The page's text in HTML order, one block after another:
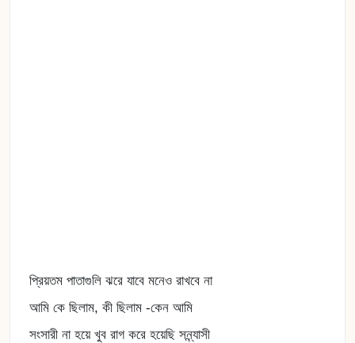
প্রিয়তম পাতাগুলি ঝরে যাবে মনেও রাখবে না
আমি কে ছিলাম, কী ছিলাম -কেন আমি
সংসারী না হয়ে খুব রাগ করে হয়েছি সন্ন্যাসী